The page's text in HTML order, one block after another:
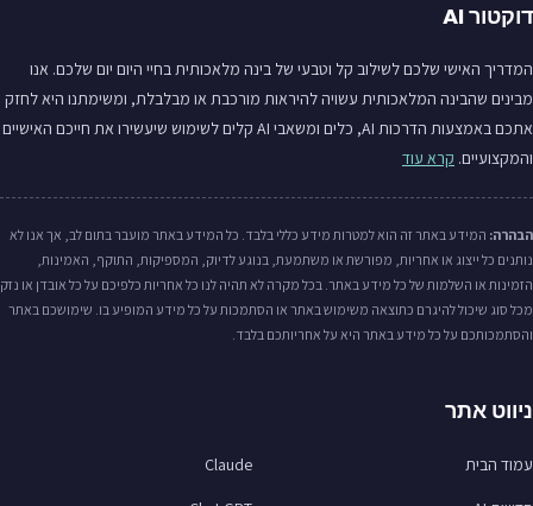
דוקטור AI
המדריך האישי שלכם לשילוב קל וטבעי של בינה מלאכותית בחיי היום יום שלכם. אנו
מבינים שהבינה המלאכותית עשויה להיראות מורכבת או מבלבלת, ומשימתנו היא לחזק
אתכם באמצעות הדרכות AI, כלים ומשאבי AI קלים לשימוש שיעשירו את חייכם האישיים
והמקצועיים. קרא עוד
הבהרה: המידע באתר זה הוא למטרות מידע כללי בלבד. כל המידע באתר מועבר בתום לב, אך אנו לא
נותנים כל ייצוג או אחריות, מפורשת או משתמעת, בנוגע לדיוק, המספיקות, התוקף, האמינות,
הזמינות או השלמות של כל מידע באתר. בכל מקרה לא תהיה לנו כל אחריות כלפיכם על כל אובדן או נזק
מכל סוג שיכול להיגרם כתוצאה משימוש באתר או הסתמכות על כל מידע המופיע בו. שימושכם באתר
והסתמכותכם על כל מידע באתר היא על אחריותכם בלבד.
ניווט אתר
עמוד הבית Claude